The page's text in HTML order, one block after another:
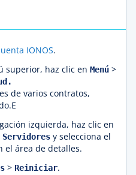
IONOS.
superior, haz clic en Menú >
de varios contratos,
izquierda, haz clic en
Servidores y selecciona el
el área de detalles.
> Reiniciar.